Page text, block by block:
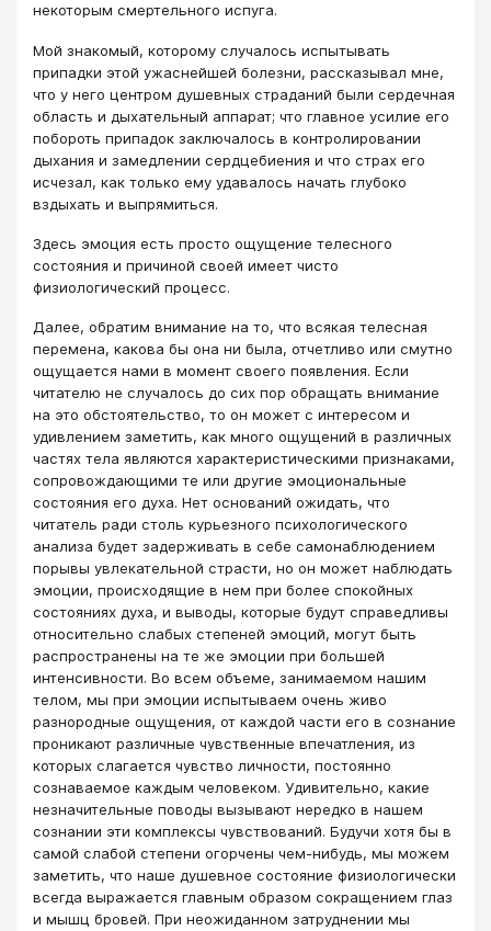
некоторым смертельного испуга.
Мой знакомый, которому случалось испытывать
припадки этой ужаснейшей болезни, рассказывал мне,
что у него центром душевных страданий были сердечная
область и дыхательный аппарат; что главное усилие его
побороть припадок заключалось в контролировании
дыхания и замедлении сердцебиения и что страх его
исчезал, как только ему удавалось начать глубоко
вздыхать и выпрямиться.
Здесь эмоция есть просто ощущение телесного
состояния и причиной своей имеет чисто
физиологический процесс.
Далее, обратим внимание на то, что всякая телесная
перемена, какова бы она ни была, отчетливо или смутно
ощущается нами в момент своего появления. Если
читателю не случалось до сих пор обращать внимание
на это обстоятельство, то он может с интересом и
удивлением заметить, как много ощущений в различных
частях тела являются характеристическими признаками,
сопровождающими те или другие эмоциональные
состояния его духа. Нет оснований ожидать, что
читатель ради столь курьезного психологического
анализа будет задерживать в себе самонаблюдением
порывы увлекательной страсти, но он может наблюдать
эмоции, происходящие в нем при более спокойных
состояниях духа, и выводы, которые будут справедливы
относительно слабых степеней эмоций, могут быть
распространены на те же эмоции при большей
интенсивности. Во всем объеме, занимаемом нашим
телом, мы при эмоции испытываем очень живо
разнородные ощущения, от каждой части его в сознание
проникают различные чувственные впечатления, из
которых слагается чувство личности, постоянно
сознаваемое каждым человеком. Удивительно, какие
незначительные поводы вызывают нередко в нашем
сознании эти комплексы чувствований. Будучи хотя бы в
самой слабой степени огорчены чем-нибудь, мы можем
заметить, что наше душевное состояние физиологически
всегда выражается главным образом сокращением глаз
и мышц бровей. При неожиданном затруднении мы